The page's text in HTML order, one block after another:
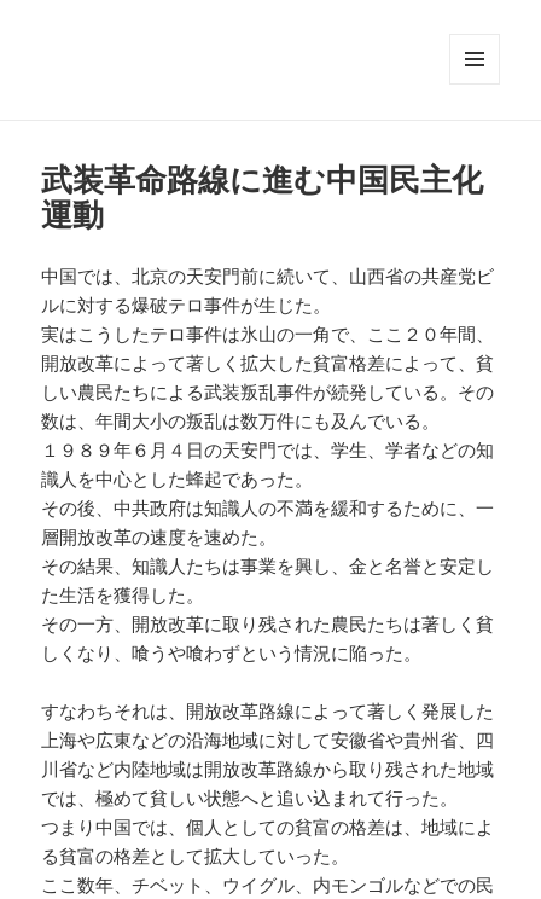
ット
武装革命路線に進む中国民主化
運動
中国では、北京の天安門前に続いて、山西省の共産党ビ
ルに対する爆破テロ事件が生じた。
実はこうしたテロ事件は氷山の一角で、ここ２０年間、
開放改革によって著しく拡大した貧富格差によって、貧
しい農民たちによる武装叛乱事件が続発している。その
数は、年間大小の叛乱は数万件にも及んでいる。
１９８９年６月４日の天安門では、学生、学者などの知
識人を中心とした蜂起であった。
その後、中共政府は知識人の不満を緩和するために、一
層開放改革の速度を速めた。
その結果、知識人たちは事業を興し、金と名誉と安定し
た生活を獲得した。
その一方、開放改革に取り残された農民たちは著しく貧
しくなり、喰うや喰わずという情況に陥った。
すなわちそれは、開放改革路線によって著しく発展した
上海や広東などの沿海地域に対して安徽省や貴州省、四
川省など内陸地域は開放改革路線から取り残された地域
では、極めて貧しい状態へと追い込まれて行った。
つまり中国では、個人としての貧富の格差は、地域によ
る貧富の格差として拡大していった。
ここ数年、チベット、ウイグル、内モンゴルなどでの民